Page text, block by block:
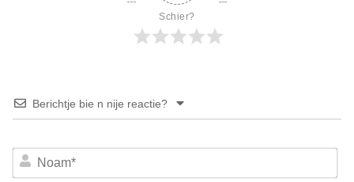
Schier?
Berichtje bie n nije reactie?